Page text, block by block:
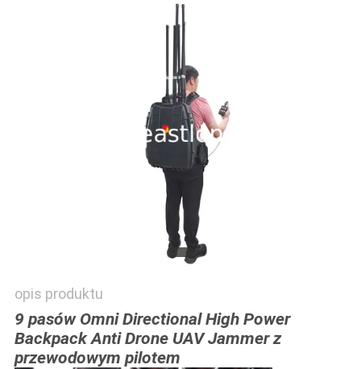
opis produktu
9 pasów Omni Directional High Power
Backpack Anti Drone UAV Jammer z
przewodowym pilotem